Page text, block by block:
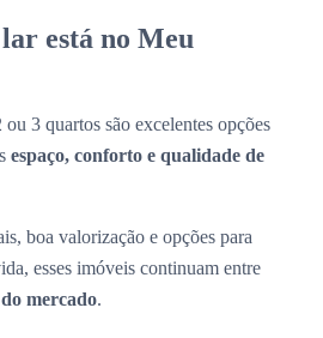
está no Meu
3 quartos são excelentes opções
espaço, conforto e qualidade de
boa valorização e opções para
esses imóveis continuam entre
mercado.